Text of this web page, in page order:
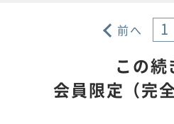
前へ 1
この続
会員限定（完